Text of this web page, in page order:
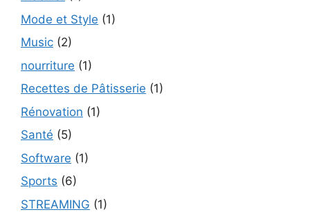
Mode et Style (1)
Music (2)
nourriture (1)
Recettes de Pâtisserie (1)
Rénovation (1)
Santé (5)
Software (1)
Sports (6)
STREAMING (1)